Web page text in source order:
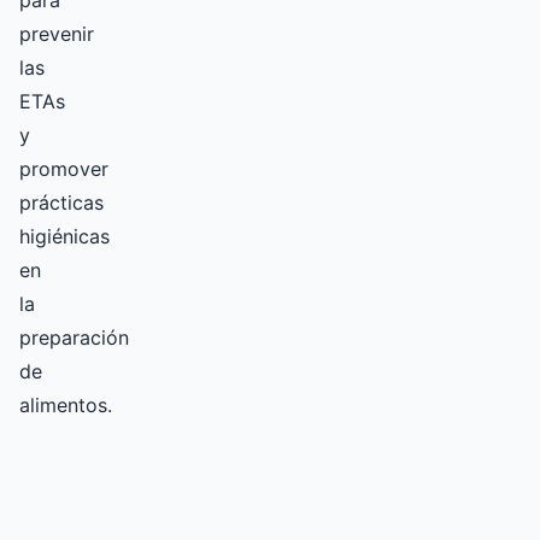
prevenir
las
ETAs
y
promover
prácticas
higiénicas
en
la
preparación
de
alimentos.